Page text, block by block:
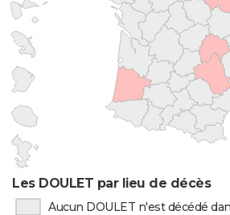
Les DOULET par lieu de décès
Aucun DOULET n'est décédé